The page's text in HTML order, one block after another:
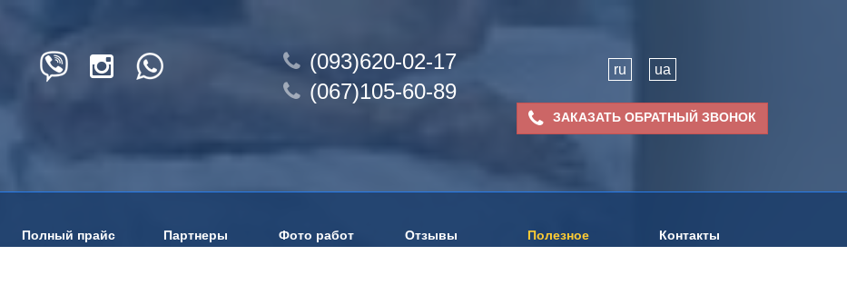
(093)620-02-17
(067)105-60-89
ru ua
ЗАКАЗАТЬ ОБРАТНЫЙ ЗВОНОК
Полный прайс Партнеры Фото работ Отзывы Полезное Контакты